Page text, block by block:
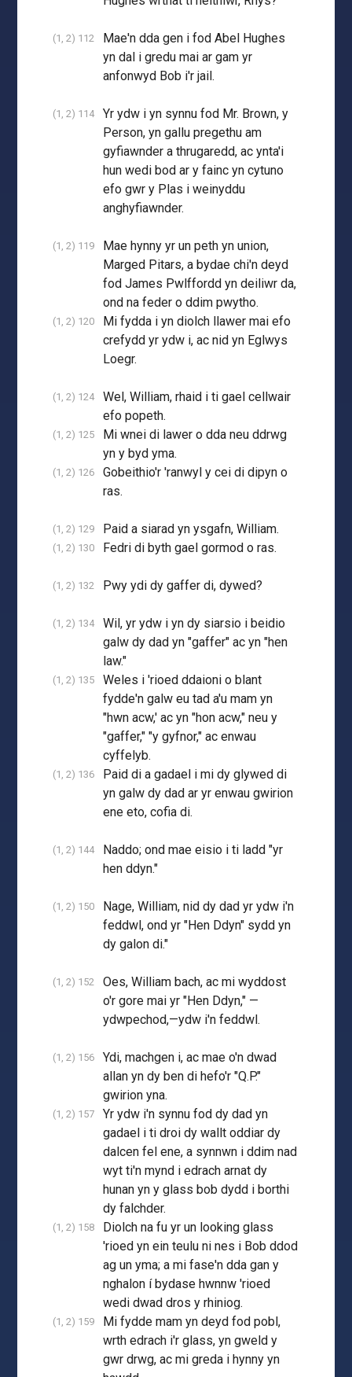
(1, 2) 112
Mae'n dda gen i fod Abel Hughes
yn dal i gredu mai ar gam yr
anfonwyd Bob i'r jail.
(1, 2) 114
Yr ydw i yn synnu fod Mr. Brown, y
Person, yn gallu pregethu am
gyfiawnder a thrugaredd, ac ynta'i
hun wedi bod ar y fainc yn cytuno
efo gwr y Plas i weinyddu
anghyfiawnder.
(1, 2) 119
Mae hynny yr un peth yn union,
Marged Pitars, a bydae chi'n deyd
fod James Pwlffordd yn deiliwr da,
ond na feder o ddim pwytho.
(1, 2) 120
Mi fydda i yn diolch llawer mai efo
crefydd yr ydw i, ac nid yn Eglwys
Loegr.
(1, 2) 124
Wel, William, rhaid i ti gael cellwair
efo popeth.
(1, 2) 125
Mi wnei di lawer o dda neu ddrwg
yn y byd yma.
(1, 2) 126
Gobeithio'r 'ranwyl y cei di dipyn o
ras.
(1, 2) 129 Paid a siarad yn ysgafn, William.
(1, 2) 130 Fedri di byth gael gormod o ras.
(1, 2) 132 Pwy ydi dy gaffer di, dywed?
(1, 2) 134
Wil, yr ydw i yn dy siarsio i beidio
galw dy dad yn "gaffer" ac yn "hen
law."
(1, 2) 135
Weles i 'rioed ddaioni o blant
fydde'n galw eu tad a'u mam yn
"hwn acw,' ac yn "hon acw," neu y
"gaffer," "y gyfnor," ac enwau
cyffelyb.
(1, 2) 136
Paid di a gadael i mi dy glywed di
yn galw dy dad ar yr enwau gwirion
ene eto, cofia di.
(1, 2) 144
Naddo; ond mae eisio i ti ladd "yr
hen ddyn."
(1, 2) 150
Nage, William, nid dy dad yr ydw i'n
feddwl, ond yr "Hen Ddyn" sydd yn
dy galon di."
(1, 2) 152
Oes, William bach, ac mi wyddost
o'r gore mai yr "Hen Ddyn," —
ydwpechod,—ydw i'n feddwl.
(1, 2) 156
Ydi, machgen i, ac mae o'n dwad
allan yn dy ben di hefo'r "Q.P."
gwirion yna.
(1, 2) 157
Yr ydw i'n synnu fod dy dad yn
gadael i ti droi dy wallt oddiar dy
dalcen fel ene, a synnwn i ddim nad
wyt ti'n mynd i edrach arnat dy
hunan yn y glass bob dydd i borthi
dy falchder.
(1, 2) 158
Diolch na fu yr un looking glass
'rioed yn ein teulu ni nes i Bob ddod
ag un yma; a mi fase'n dda gan y
nghalon í bydase hwnnw 'rioed
wedi dwad dros y rhiniog.
(1, 2) 159
Mi fydde mam yn deyd fod pobl,
wrth edrach i'r glass, yn gweld y
gwr drwg, ac mi greda i hynny yn